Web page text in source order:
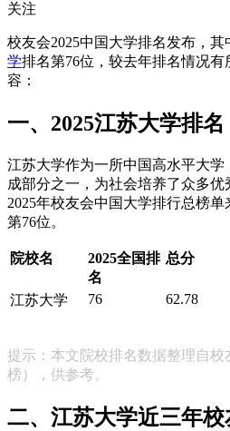
关注
校友会2025中国大学排名发布，其
学排名第76位，较去年排名情况
容：
一、2025江苏大学排
江苏大学作为一所中国高水平大学
成部分之一，为社会培养了众多
2025年校友会中国大学排行总榜
第76位。
院校名
2025全国排
名
总分
江苏大学 76 62.78
提示：本文院校排名数据整理自校
榜），供参考。
二、江苏大学近三年校